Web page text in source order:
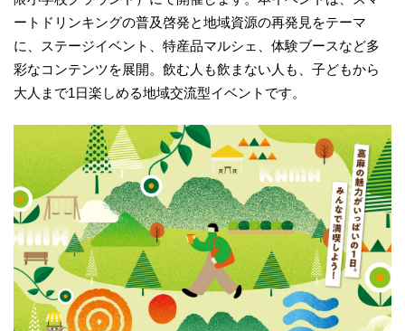
ートドリンキングの普及啓発と地域資源の再発見をテーマ
に、ステージイベント、特産品マルシェ、体験ブースなど多
彩なコンテンツを展開。飲む人も飲まない人も、子どもから
大人まで1日楽しめる地域交流型イベントです。